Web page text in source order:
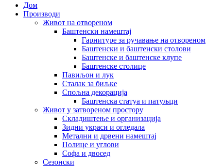
Дом
Производи
Живот на отвореном
Баштенски намештај
Гарнитуре за ручавање на отвореном
Баштенски и баштенски столови
Баштенске и баштенске клупе
Баштенске столице
Павиљон и лук
Сталак за биљке
Спољна декорација
Баштенска статуа и патуљци
Живот у затвореном простору
Складиштење и организација
Зидни украси и огледала
Метални и дрвени намештај
Полице и углови
Софа и двосед
Сезонски